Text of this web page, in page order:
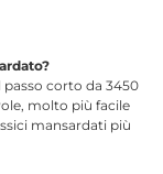
passo corto da 3450
molto più facile
mansardati più